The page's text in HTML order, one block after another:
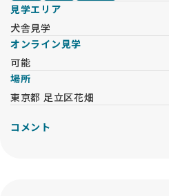
見学エリア
犬舎見学
オンライン見学
可能
場所
東京都 足立区花畑
コメント